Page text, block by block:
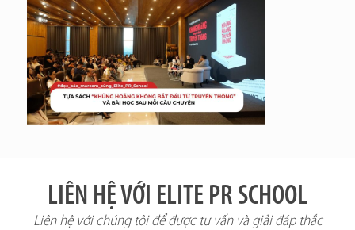
LIÊN HỆ VỚI ELITE PR SCHOOL
Liên hệ với chúng tôi để được tư vấn và giải đáp thắc